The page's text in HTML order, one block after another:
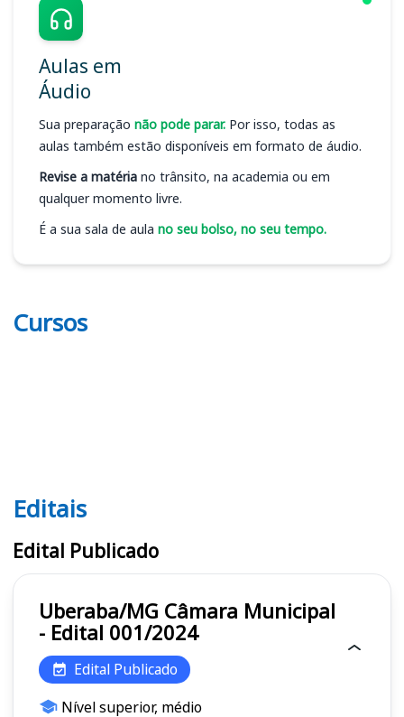
Aulas em
Áudio
Sua preparação não pode parar. Por isso, todas as
aulas também estão disponíveis em formato de áudio.
Revise a matéria no trânsito, na academia ou em
qualquer momento livre.
É a sua sala de aula no seu bolso, no seu tempo.
Cursos
Editais
Editais
Edital Publicado
Uberaba/MG Câmara Municipal
- Edital 001/2024
Edital Publicado
Nível superior, médio